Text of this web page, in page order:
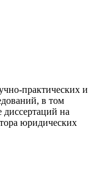
практических и
в том
на
юридических